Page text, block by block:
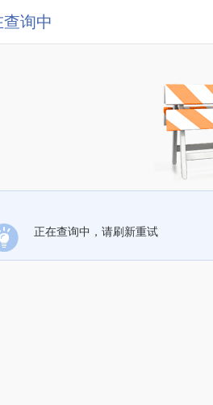
查询中
正在查询中，请刷新重试